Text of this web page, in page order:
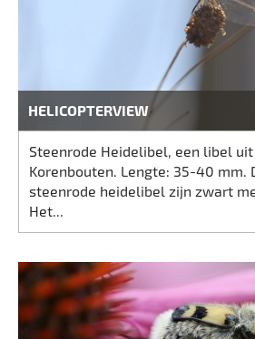
HELICOPTERVIEW
Steenrode Heidelibel, een libel
Korenbouten. Lengte: 35-40 mm.
steenrode heidelibel zijn zwart
Het...